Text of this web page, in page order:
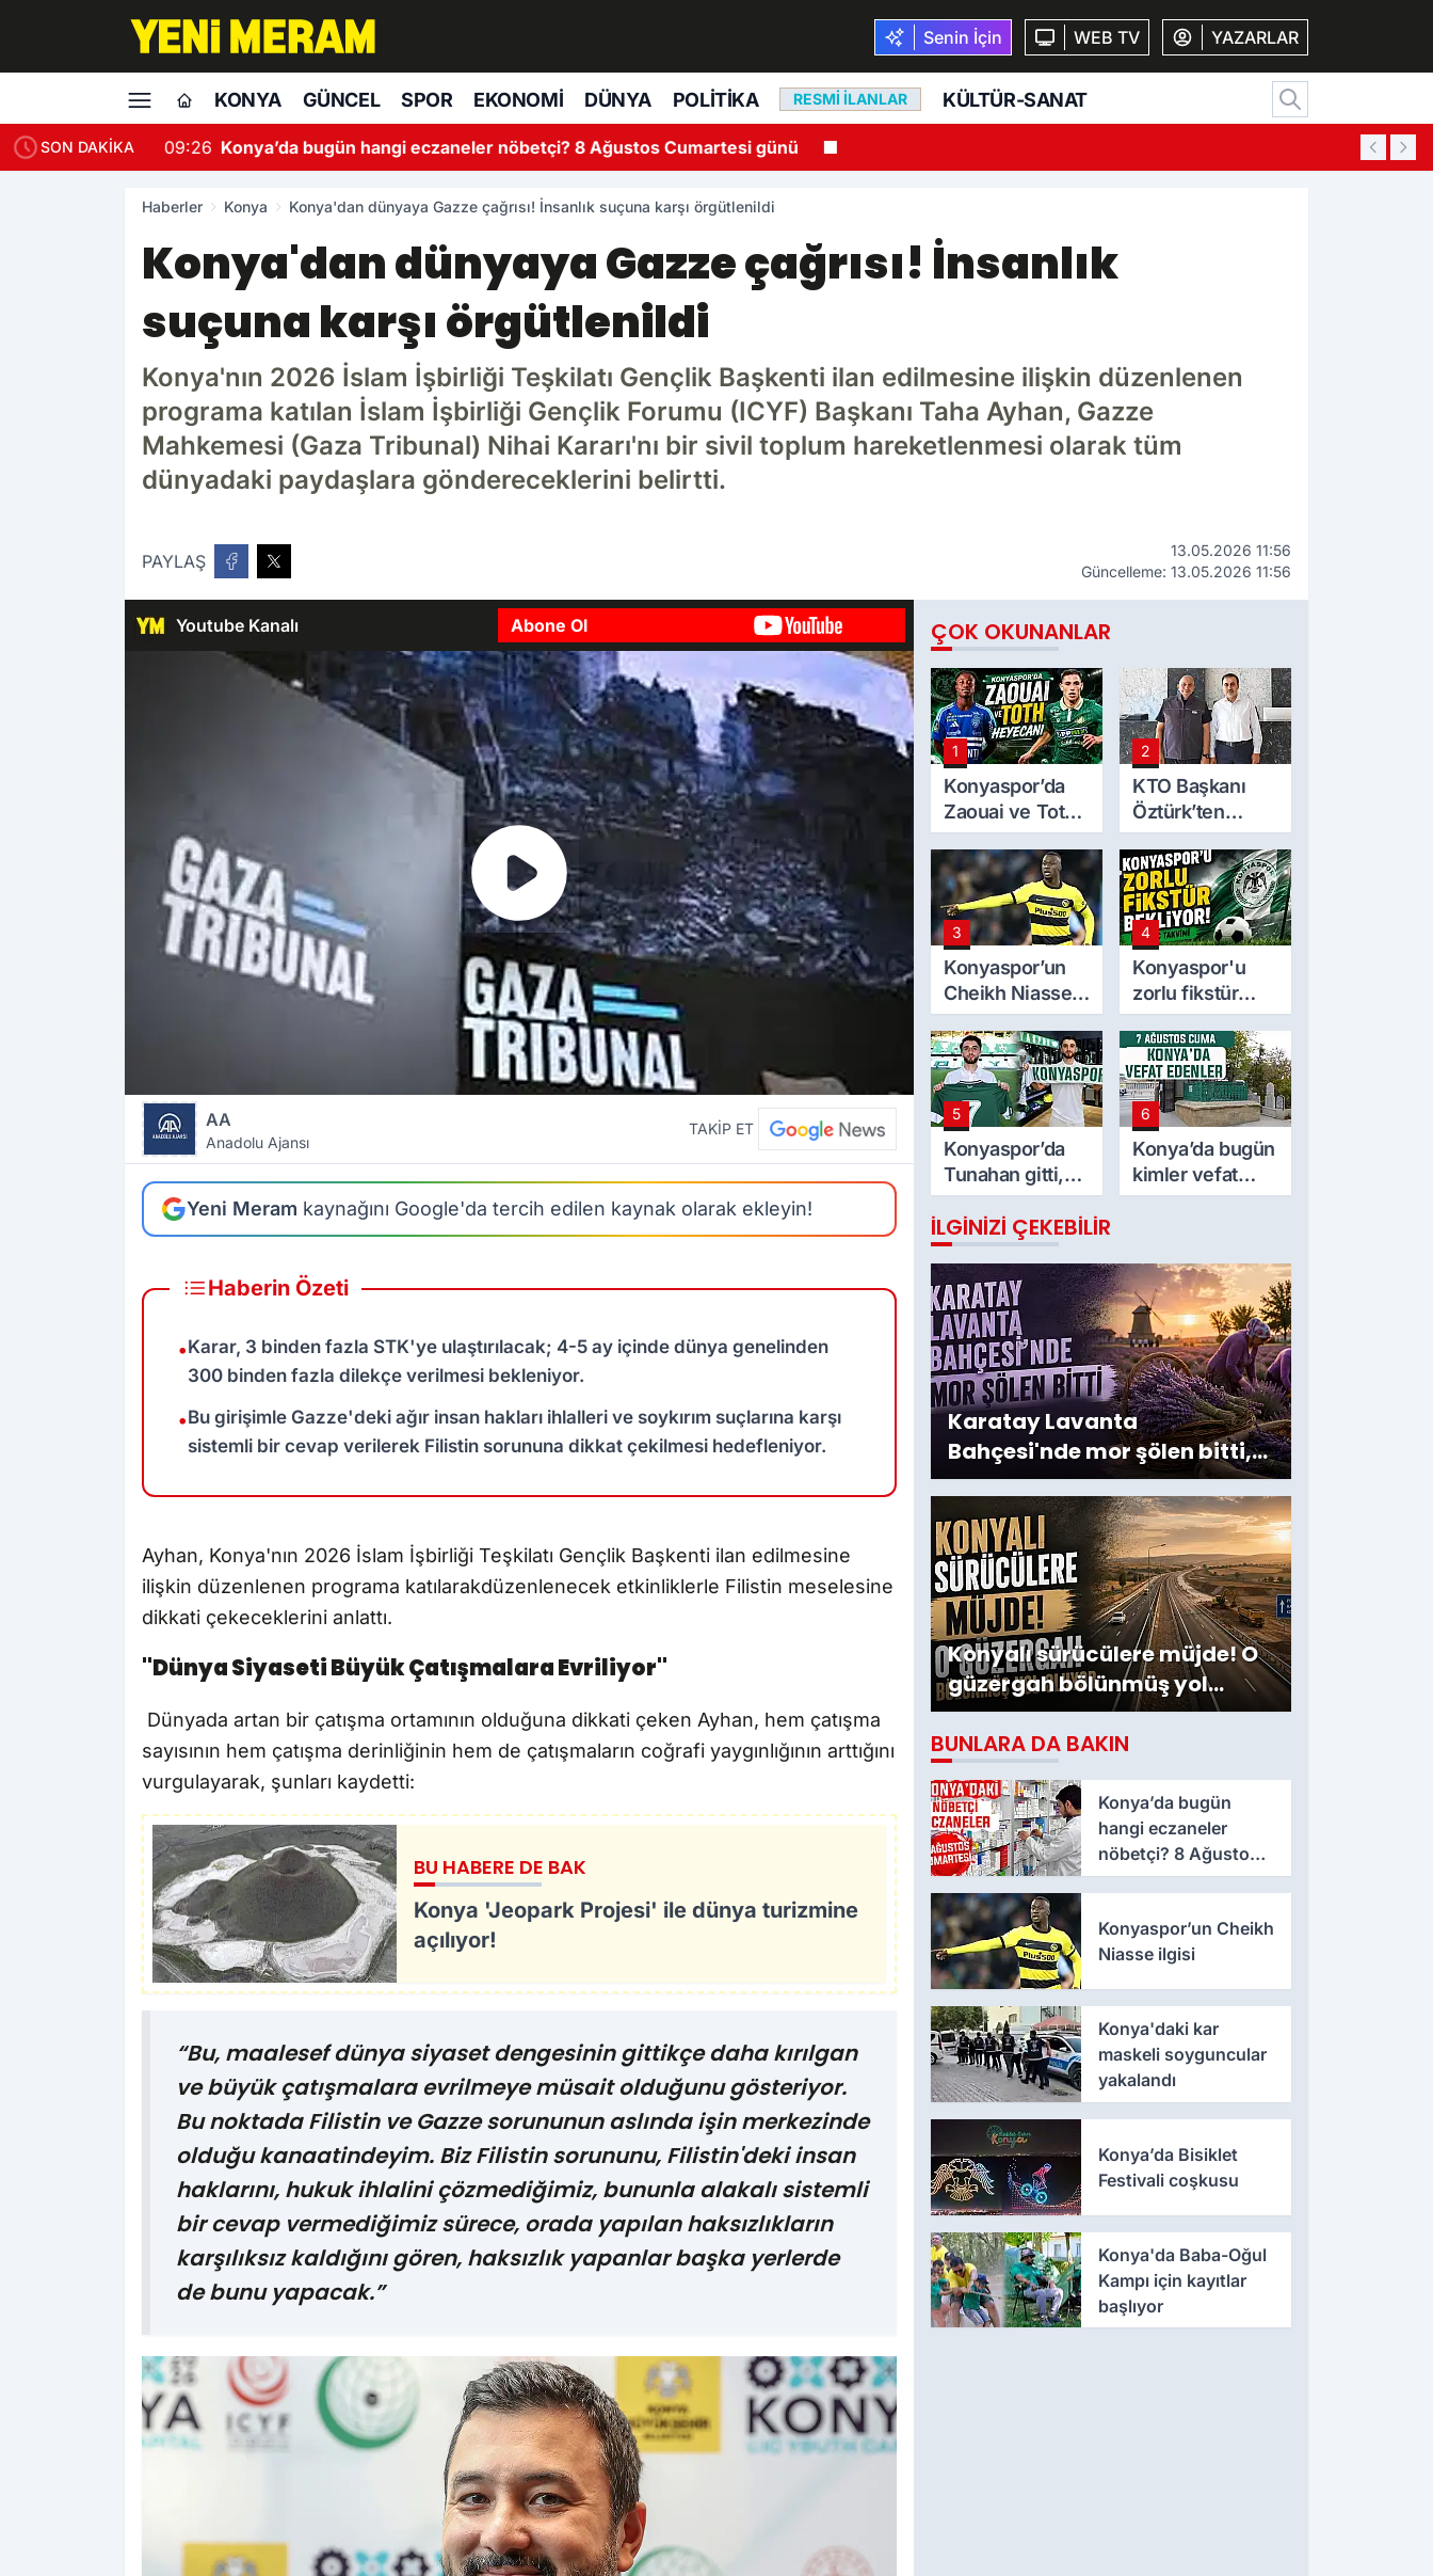
Senin İçin WEB TV YAZARLAR
KONYA GÜNCEL SPOR EKONOMI DÜNYA POLITIKA RESMI İLANLAR KÜLTÜR-SANAT
SON DAKİKA 09:26 Konya’da bugün hangi eczaneler nöbetçi? 8 Ağustos Cumartesi günü 00:56
Haberler Konya Konya'dan dünyaya Gazze çağrısı! İnsanlık suçuna karşı örgütlenildi
Konya'dan dünyaya Gazze çağrısı! İnsanlık
suçuna karşı örgütlenildi
Konya'nın 2026 İslam İşbirliği Teşkilatı Gençlik Başkenti ilan edilmesine ilişkin düzenlenen
programa katılan İslam İşbirliği Gençlik Forumu (ICYF) Başkanı Taha Ayhan, Gazze
Mahkemesi (Gaza Tribunal) Nihai Kararı'nı bir sivil toplum hareketlenmesi olarak tüm
dünyadaki paydaşlara göndereceklerini belirtti.
PAYLAŞ
13.05.2026 11:56
Güncelleme: 13.05.2026 11:56
Youtube Kanalı Abone Ol
AA
Anadolu Ajansı
TAKİP ET
Yeni Meram kaynağını Google'da tercih edilen kaynak olarak ekleyin!
Haberin Özeti
•Karar, 3 binden fazla STK'ye ulaştırılacak; 4-5 ay içinde dünya genelinden
300 binden fazla dilekçe verilmesi bekleniyor.
•Bu girişimle Gazze'deki ağır insan hakları ihlalleri ve soykırım suçlarına karşı
sistemli bir cevap verilerek Filistin sorununa dikkat çekilmesi hedefleniyor.
Ayhan, Konya'nın 2026 İslam İşbirliği Teşkilatı Gençlik Başkenti ilan edilmesine
ilişkin düzenlenen programa katılarakdüzenlenecek etkinliklerle Filistin meselesine
dikkati çekeceklerini anlattı.
"Dünya Siyaseti Büyük Çatışmalara Evriliyor"
Dünyada artan bir çatışma ortamının olduğuna dikkati çeken Ayhan, hem çatışma
sayısının hem çatışma derinliğinin hem de çatışmaların coğrafi yaygınlığının arttığını
vurgulayarak, şunları kaydetti:
BU HABERE DE BAK
Konya 'Jeopark Projesi' ile dünya turizmine
açılıyor!
“Bu, maalesef dünya siyaset dengesinin gittikçe daha kırılgan
ve büyük çatışmalara evrilmeye müsait olduğunu gösteriyor.
Bu noktada Filistin ve Gazze sorununun aslında işin merkezinde
olduğu kanaatindeyim. Biz Filistin sorununu, Filistin'deki insan
haklarını, hukuk ihlalini çözmediğimiz, bununla alakalı sistemli
bir cevap vermediğimiz sürece, orada yapılan haksızlıkların
karşılıksız kaldığını gören, haksızlık yapanlar başka yerlerde
de bunu yapacak.”
ÇOK OKUNANLAR
1
Konyaspor’da
Zaouai ve Toth
heyecanı
2
KTO Başkanı
Öztürk’ten
Mekpan Panel’e
ziyaret
3
Konyaspor’un
Cheikh Niasse
ilgisi
4
Konyaspor'u
zorlu fikstür
bekliyor! İşte
maç takvimi
5
Konyaspor’da
Tunahan gitti,
sıradaki Adil mi?
6
Konya’da bugün
kimler vefat
etti? 7 Ağustos
İLGINIZI ÇEKEBILIR
Karatay Lavanta
Bahçesi'nde mor şölen bitti,
hasat mesaisi başladı
Konyalı sürücülere müjde! O
güzergah bölünmüş yol
oluyor
BUNLARA DA BAKIN
Konya’da bugün
hangi eczaneler
nöbetçi? 8 Ağustos
Cumartesi günü
Konyaspor’un Cheikh
Niasse ilgisi
Konya'daki kar
maskeli soyguncular
yakalandı
Konya’da Bisiklet
Festivali coşkusu
Konya'da Baba-Oğul
Kampı için kayıtlar
başlıyor